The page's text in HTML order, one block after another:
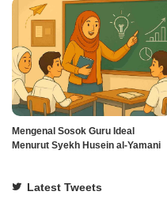
Mengenal Sosok Guru Ideal
Menurut Syekh Husein al-Yamani
Latest Tweets